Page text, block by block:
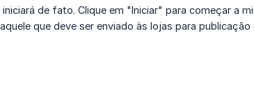
de fato. Clique em "Iniciar" para começar a
que deve ser enviado às lojas para